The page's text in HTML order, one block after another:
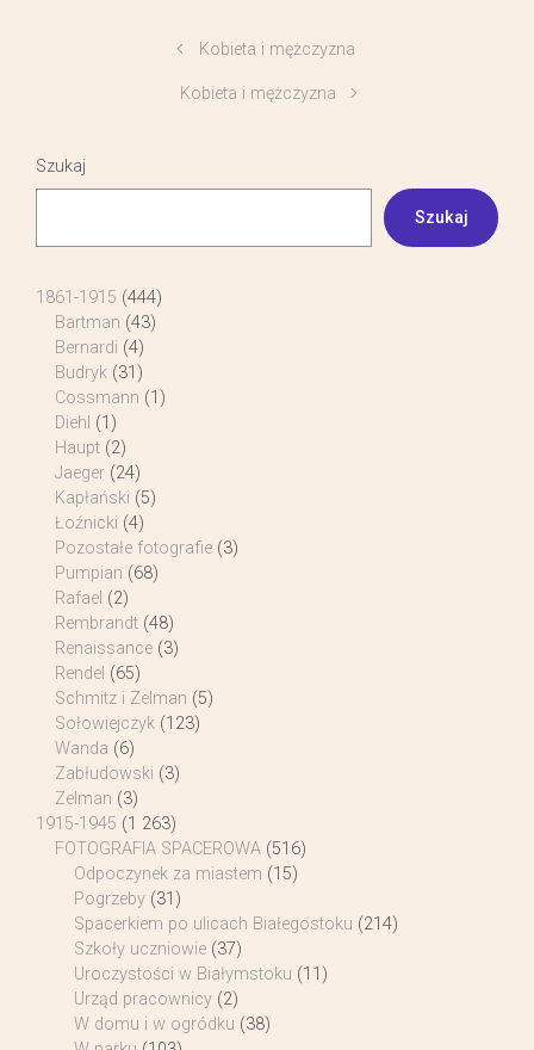
Kobieta i mężczyzna
Kobieta i mężczyzna
Szukaj
Szukaj
1861-1915 (444)
Bartman (43)
Bernardi (4)
Budryk (31)
Cossmann (1)
Diehl (1)
Haupt (2)
Jaeger (24)
Kapłański (5)
Łoźnicki (4)
Pozostałe fotografie (3)
Pumpian (68)
Rafael (2)
Rembrandt (48)
Renaissance (3)
Rendel (65)
Schmitz i Zelman (5)
Sołowiejczyk (123)
Wanda (6)
Zabłudowski (3)
Zelman (3)
1915-1945 (1 263)
FOTOGRAFIA SPACEROWA (516)
Odpoczynek za miastem (15)
Pogrzeby (31)
Spacerkiem po ulicach Białegostoku (214)
Szkoły uczniowie (37)
Uroczystości w Białymstoku (11)
Urząd pracownicy (2)
W domu i w ogródku (38)